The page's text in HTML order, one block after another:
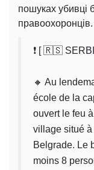
пошуках убивці
правоохоронців.
❗️ [ 🇷🇸
🔸️ Au
école de la
ouvert le feu
village situé
Belgrade. Le
moins 8